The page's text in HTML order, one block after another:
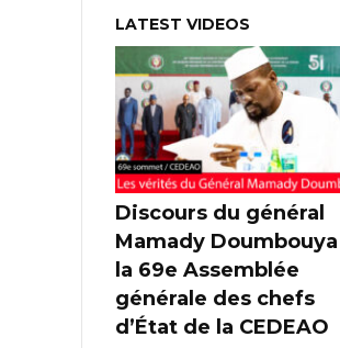
LATEST VIDEOS
Discours du général
Mamady Doumbouya
la 69e Assemblée
générale des chefs
d’État de la CEDEAO